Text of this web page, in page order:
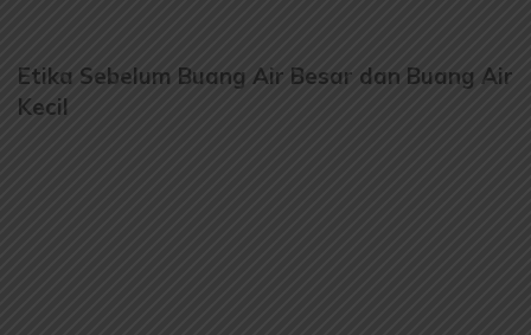
Etika Sebelum Buang Air Besar dan Buang Air
Kecil